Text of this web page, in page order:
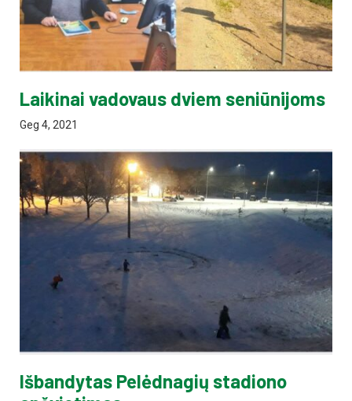
Laikinai vadovaus dviem seniūnijoms
Geg 4, 2021
Išbandytas Pelėdnagių stadiono